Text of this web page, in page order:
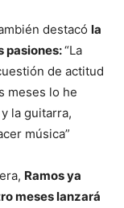
destacó la
pasiones:“La
de actitud
meses lo he
la guitarra,
música”
Ramos ya
meses lanzará